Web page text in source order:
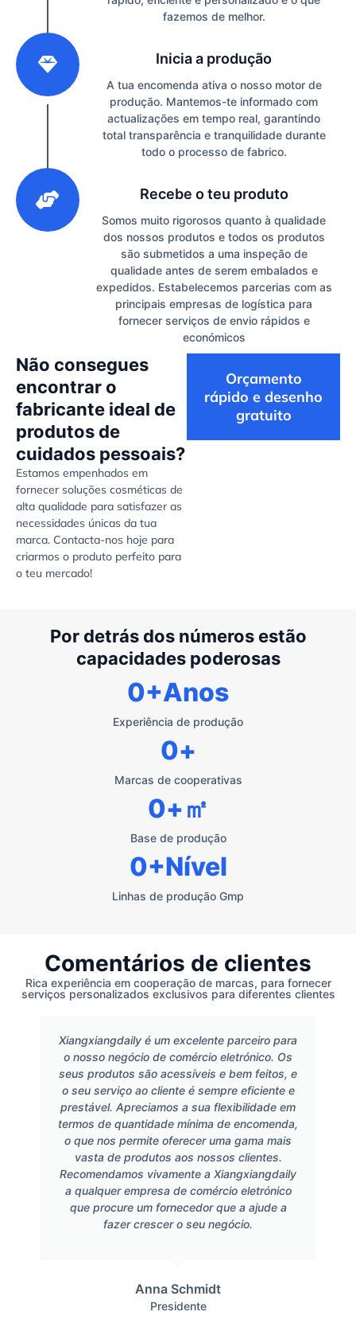
fazemos de melhor.
Inicia a produção
A tua encomenda ativa o nosso motor de
produção. Mantemos-te informado com
actualizações em tempo real, garantindo
total transparência e tranquilidade durante
todo o processo de fabrico.
Recebe o teu produto
Somos muito rigorosos quanto à qualidade
dos nossos produtos e todos os produtos
são submetidos a uma inspeção de
qualidade antes de serem embalados e
expedidos. Estabelecemos parcerias com as
principais empresas de logística para
fornecer serviços de envio rápidos e
económicos
Não consegues
encontrar o
fabricante ideal de
produtos de
cuidados pessoais?
Estamos empenhados em
fornecer soluções cosméticas de
alta qualidade para satisfazer as
necessidades únicas da tua
marca. Contacta-nos hoje para
criarmos o produto perfeito para
o teu mercado!
Orçamento
rápido e desenho
gratuito
Por detrás dos números estão
capacidades poderosas
Experiência de produção
0+Anos
Marcas de cooperativas
0+
Base de produção
0+㎡
Linhas de produção Gmp
0+Nível
Comentários de clientes
Rica experiência em cooperação de marcas, para fornecer
serviços personalizados exclusivos para diferentes clientes
Xiangxiangdaily é um excelente parceiro para
o nosso negócio de comércio eletrónico. Os
seus produtos são acessíveis e bem feitos, e
o seu serviço ao cliente é sempre eficiente e
prestável. Apreciamos a sua flexibilidade em
termos de quantidade mínima de encomenda,
o que nos permite oferecer uma gama mais
vasta de produtos aos nossos clientes.
Recomendamos vivamente a Xiangxiangdaily
a qualquer empresa de comércio eletrónico
que procure um fornecedor que a ajude a
fazer crescer o seu negócio.
Anna Schmidt
Presidente